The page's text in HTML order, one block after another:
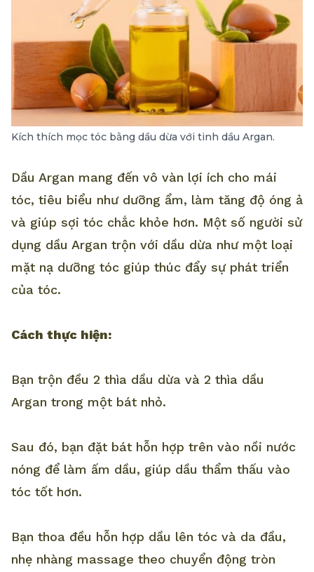
Kích thích mọc tóc bằng dầu dừa với tinh dầu Argan.
Dầu Argan mang đến vô vàn lợi ích cho mái
tóc, tiêu biểu như dưỡng ẩm, làm tăng độ óng ả
và giúp sợi tóc chắc khỏe hơn. Một số người sử
dụng dầu Argan trộn với dầu dừa như một loại
mặt nạ dưỡng tóc giúp thúc đẩy sự phát triển
của tóc.
Cách thực hiện:
Bạn trộn đều 2 thìa dầu dừa và 2 thìa dầu
Argan trong một bát nhỏ.
Sau đó, bạn đặt bát hỗn hợp trên vào nồi nước
nóng để làm ấm dầu, giúp dầu thẩm thấu vào
tóc tốt hơn.
Bạn thoa đều hỗn hợp dầu lên tóc và da đầu,
nhẹ nhàng massage theo chuyển động tròn